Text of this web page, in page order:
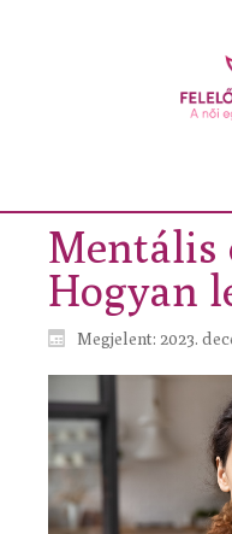
Mentális
Hogyan
Megjelent: 2023.